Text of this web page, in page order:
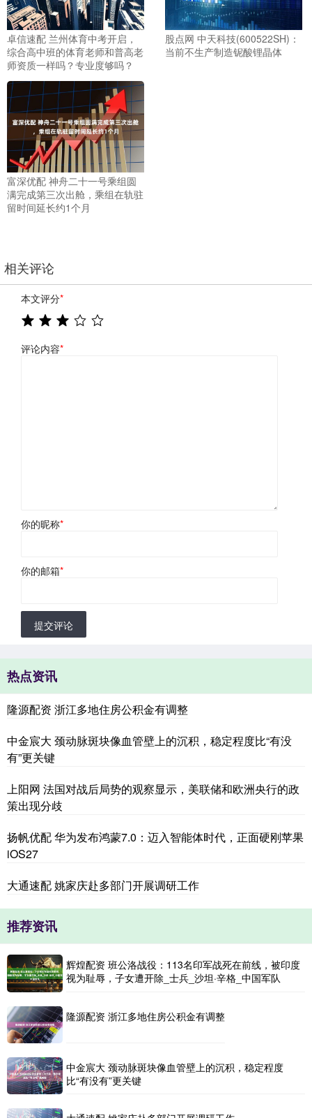
卓信速配 兰州体育中考开启，
综合高中班的体育老师和普高老
师资质一样吗？专业度够吗？
股点网 中天科技(600522SH)：
当前不生产制造铌酸锂晶体
富深优配 神舟二十一号乘组圆
满完成第三次出舱，乘组在轨驻
留时间延长约1个月
相关评论
本文评分*
评论内容*
你的昵称*
你的邮箱*
提交评论
热点资讯
隆源配资 浙江多地住房公积金有调整
中金宸大 颈动脉斑块像血管壁上的沉积，稳定程度比“有没
有”更关键
上阳网 法国对战后局势的观察显示，美联储和欧洲央行的政
策出现分歧
扬帆优配 华为发布鸿蒙7.0：迈入智能体时代，正面硬刚苹果
iOS27
大通速配 姚家庆赴多部门开展调研工作
推荐资讯
辉煌配资 班公洛战役：113名印军战死在前线，被印度
视为耻辱，子女遭开除_士兵_沙坦·辛格_中国军队
隆源配资 浙江多地住房公积金有调整
中金宸大 颈动脉斑块像血管壁上的沉积，稳定程度
比“有没有”更关键